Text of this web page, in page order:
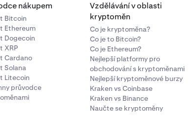
nákupem
Bitcoin
Ethereum
Dogecoin
XRP
Cardano
Solana
Litecoin
průvodce
Vzdělávání v oblasti
kryptoměn
Co je kryptoměna?
Co je to Bitcoin?
Co je Ethereum?
Nejlepší platformy pro
obchodování s kryptoměnami
Nejlepší kryptoměnové burzy
Kraken vs Coinbase
Kraken vs Binance
Naučte se kryptoměny